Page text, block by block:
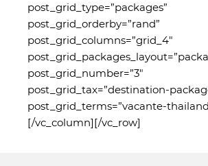
post_grid_type=”packages”
post_grid_orderby=”rand”
post_grid_columns=”grid_4″
post_grid_number=”3″
post_grid_tax=”destination-
post_grid_terms=”vacante-
[/vc_column][/vc_row]